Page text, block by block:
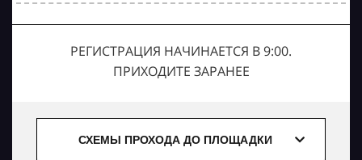
РЕГИСТРАЦИЯ НАЧИНАЕТСЯ В 9:00.
ПРИХОДИТЕ ЗАРАНЕЕ
СХЕМЫ ПРОХОДА ДО ПЛОЩАДКИ